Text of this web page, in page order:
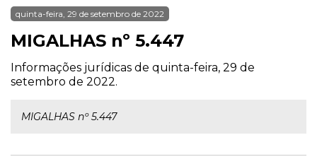
quinta-feira, 29 de setembro de 2022
MIGALHAS nº 5.447
Informações jurídicas de quinta-feira, 29 de
setembro de 2022.
MIGALHAS nº 5.447